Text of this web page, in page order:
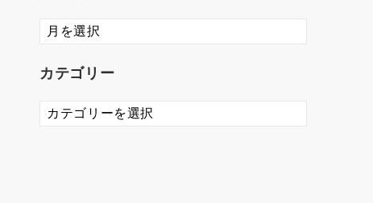
ア
ー
イ
カテゴリー
カ
テ